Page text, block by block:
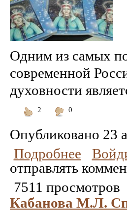
Одним из самых
современной
духовности
2
0
Опубликовано 23
Подробнее
отправлять
7511 просмотров
Кабанова М.Л.